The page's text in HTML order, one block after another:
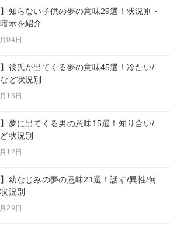
】知らない子供の夢の意味29選！状況別・
示を紹介
04日
】彼氏が出てくる夢の意味45選！冷たい/
ど状況別
13日
】夢に出てくる男の意味15選！知り合い/
状況別
12日
】幼なじみの夢の意味21選！話す/異性/何
況別
29日